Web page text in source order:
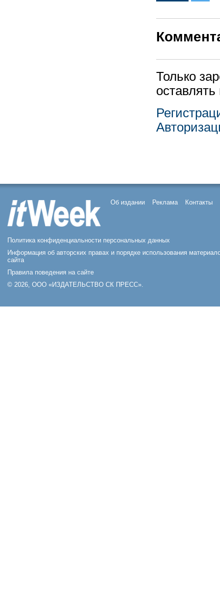
Только
Об издании Реклама Контакты
Политика конфиденциальности персональных данных
Информация об авторских правах и порядке использования
сайта
Правила поведения на сайте
© 2026, ООО «ИЗДАТЕЛЬСТВО СК ПРЕСС».